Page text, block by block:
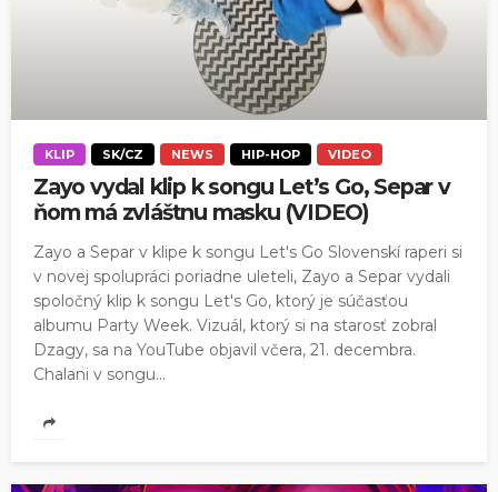
KLIP SK/CZ NEWS HIP-HOP VIDEO
Zayo vydal klip k songu Let’s Go, Separ v
ňom má zvláštnu masku (VIDEO)
Zayo a Separ v klipe k songu Let's Go Slovenskí raperi si
v novej spolupráci poriadne uleteli, Zayo a Separ vydali
spoločný klip k songu Let's Go, ktorý je súčasťou
albumu Party Week. Vizuál, ktorý si na starosť zobral
Dzagy, sa na YouTube objavil včera, 21. decembra.
Chalani v songu...